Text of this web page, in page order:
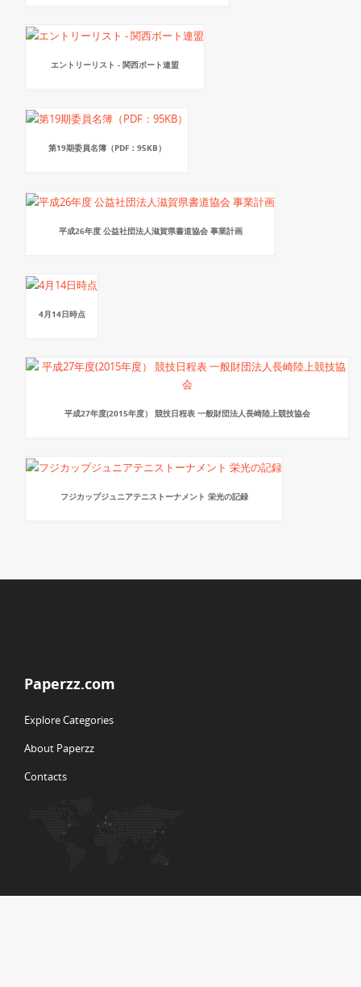
エントリーリスト - 関西ボート連盟
第19期委員名簿（PDF：95KB）
平成26年度 公益社団法人滋賀県書道協会 事業計画
4月14日時点
平成27年度(2015年度） 競技日程表 一般財団法人長崎陸上競技協会
フジカップジュニアテニストーナメント 栄光の記録
Paperzz.com
Explore Categories
About Paperzz
Contacts
Your Paperzz